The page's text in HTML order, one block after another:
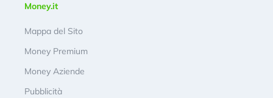
Money.it
Mappa del Sito
Money Premium
Money Aziende
Pubblicità